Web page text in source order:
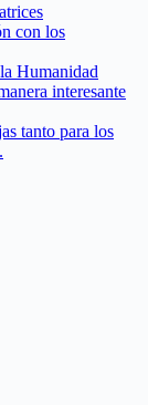
con los
Humanidad
interesante
tanto para los